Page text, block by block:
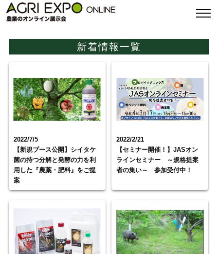
新着情報一覧
2022/7/5
【新規ブース公開】シイタケ
菌の持つ分解と発酵の力を利
用した『農薬・肥料』をご提
案
2022/2/21
【セミナー開催！】JASオン
ラインセミナー ～規格提案
者の集い～ 参加受付中！